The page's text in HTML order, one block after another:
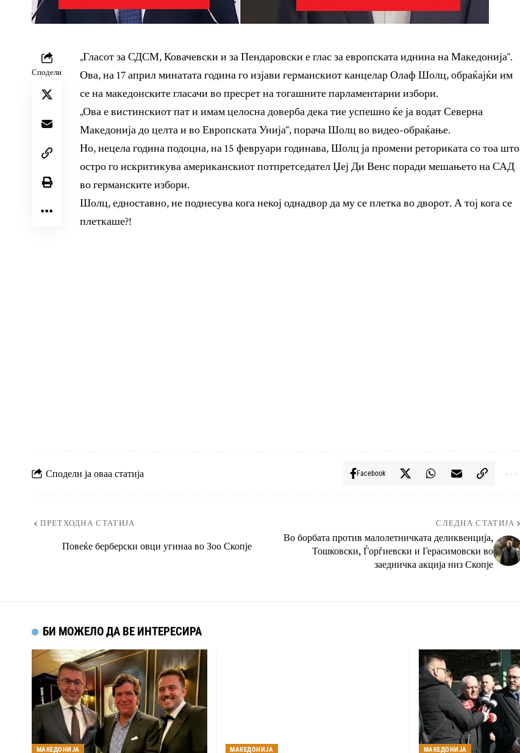
Сподели
„Гласот за СДСМ, Ковачевски и за Пендаровски е глас за европската иднина на Македонија“.
Ова, на 17 април минатата година го изјави германскиот канцелар Олаф Шолц, обраќајќи им
се на македонските гласачи во пресрет на тогашните парламентарни избори.
„Ова е вистинскиот пат и имам целосна доверба дека тие успешно ќе ја водат Северна
Македонија до целта и во Европската Унија“, порача Шолц во видео-обраќање.
Но, нецела година подоцна, на 15 февруари годинава, Шолц ја промени реториката со тоа што
остро го искритикува американскиот потпретседател Џеј Ди Венс поради мешањето на САД
во германските избори.
Шолц, едноставно, не поднесува кога некој однадвор да му се плетка во дворот. А тој кога се
плеткаше?!
Сподели ја оваа статија Facebook
ПРЕТХОДНА СТАТИЈА
Повеќе берберски овци угинаа во Зоо Скопје
СЛЕДНА СТАТИЈА
Во борбата против малолетничката деликвенција,
Тошковски, Ѓорѓиевски и Герасимовски во
заедничка акција низ Скопје
БИ МОЖЕЛО ДА ВЕ ИНТЕРЕСИРА
МАКЕДОНИЈА МАКЕДОНИЈА МАКЕДОНИЈА